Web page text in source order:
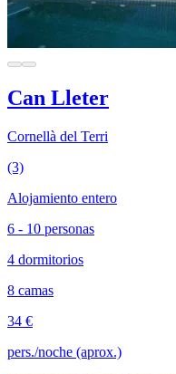
Can Lleter
Cornellà del Terri
(3)
Alojamiento entero
6 - 10 personas
4 dormitorios
8 camas
34 €
pers./noche (aprox.)